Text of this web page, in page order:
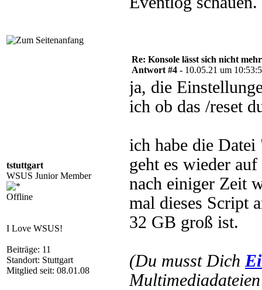
tstuttgart
WSUS Junior Member
Offline
I Love WSUS!
Beiträge: 11
Standort: Stuttgart
Mitglied seit: 08.01.08
Re: Konsole lässt sich nicht
Antwort #4 - 10.05.21 um
ja, die
ich ob das /reset
ich habe die
geht es wieder
nach einiger Zeit
mal dieses Script
32 GB groß ist.
(Du musst Dich